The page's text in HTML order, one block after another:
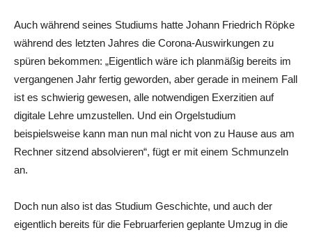
Auch während seines Studiums hatte Johann Friedrich Röpke
während des letzten Jahres die Corona-Auswirkungen zu
spüren bekommen: „Eigentlich wäre ich planmäßig bereits im
vergangenen Jahr fertig geworden, aber gerade in meinem Fall
ist es schwierig gewesen, alle notwendigen Exerzitien auf
digitale Lehre umzustellen. Und ein Orgelstudium
beispielsweise kann man nun mal nicht von zu Hause aus am
Rechner sitzend absolvieren“, fügt er mit einem Schmunzeln
an.
Doch nun also ist das Studium Geschichte, und auch der
eigentlich bereits für die Februarferien geplante Umzug in die